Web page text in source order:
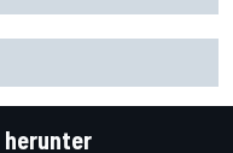
herunter